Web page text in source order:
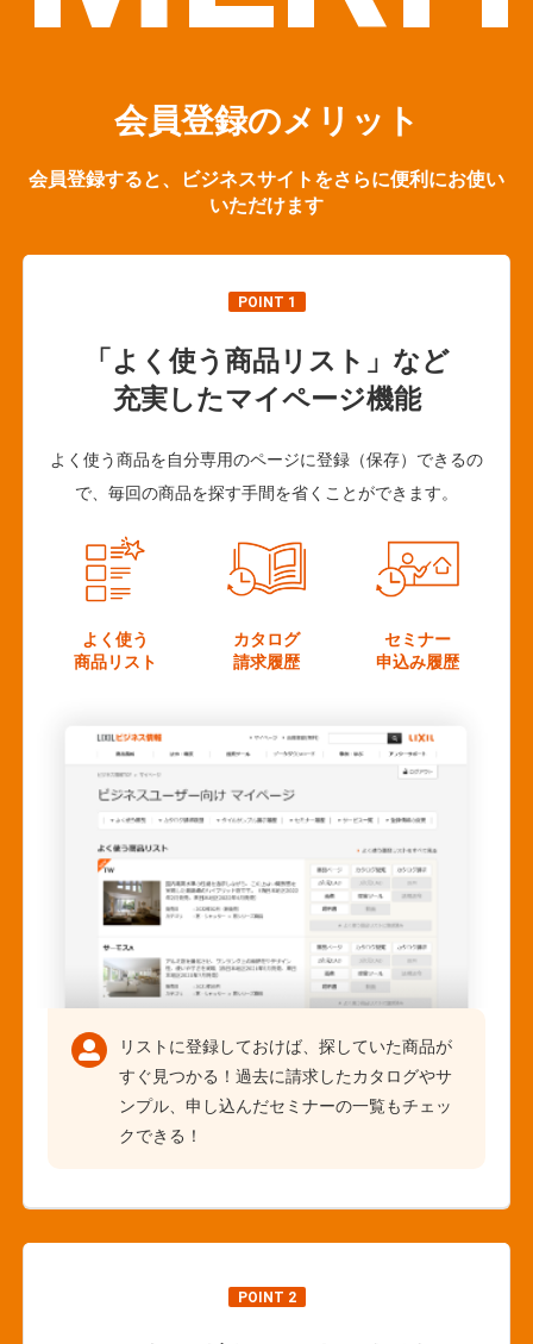
会員登録のメリット
会員登録すると、ビジネスサイトをさらに便利にお使い
いただけます
POINT 1
「よく使う商品リスト」など
充実したマイページ機能
よく使う商品を自分専用のページに登録（保存）できるの
で、毎回の商品を探す手間を省くことができます。
よく使う
商品リスト
カタログ
請求履歴
セミナー
申込み履歴
リストに登録しておけば、探していた商品が
すぐ見つかる！過去に請求したカタログやサ
ンプル、申し込んだセミナーの一覧もチェッ
クできる！
POINT 2